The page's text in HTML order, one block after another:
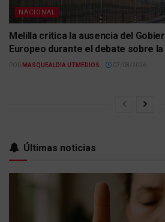
NACIONAL
Melilla critica la ausencia del
Europeo durante el debate sobre
POR MASQUEALDIA UTMEDIOS 07/08/2026
Últimas noticias